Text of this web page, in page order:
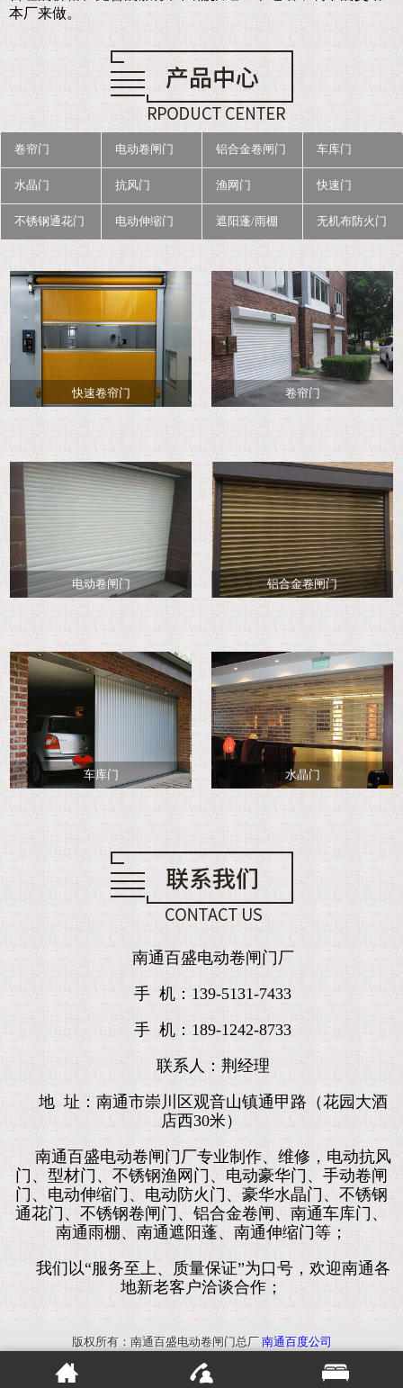
本厂来做。
卷帘门 电动卷闸门 铝合金卷闸门 车库门
水晶门 抗风门 渔网门 快速门
不锈钢通花门 电动伸缩门 遮阳蓬/雨棚 无机布防火门
快速卷帘门 卷帘门
电动卷闸门 铝合金卷闸门
车库门 水晶门
南通百盛电动卷闸门厂
手 机：139-5131-7433
手 机：189-1242-8733
联系人：荆经理
地 址：南通市崇川区观音山镇通甲路（花园大酒
店西30米）
南通百盛电动卷闸门厂专业制作、维修，电动抗风
门、型材门、不锈钢渔网门、电动豪华门、手动卷闸
门、电动伸缩门、电动防火门、豪华水晶门、不锈钢
通花门、不锈钢卷闸门、铝合金卷闸、南通车库门、
南通雨棚、南通遮阳蓬、南通伸缩门等；
我们以“服务至上、质量保证”为口号，欢迎南通各
地新老客户洽谈合作；
版权所有：南通百盛电动卷闸门总厂 南通百度公司